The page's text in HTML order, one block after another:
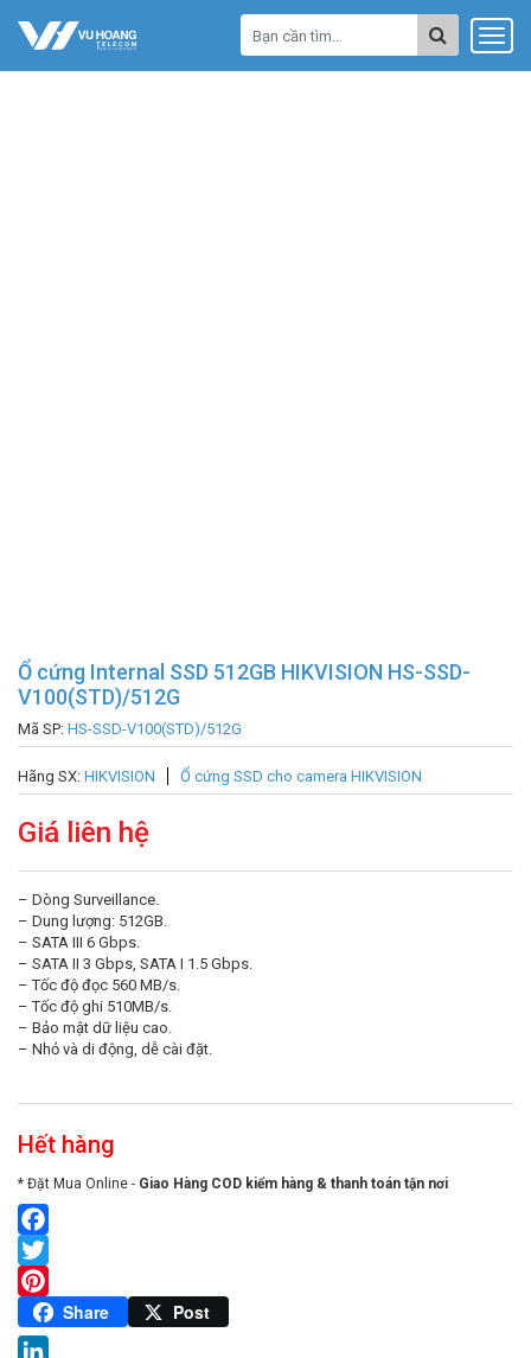
Ổ cứng Internal SSD 512GB HIKVISION HS-SSD-
V100(STD)/512G
Mã SP: HS-SSD-V100(STD)/512G
Hãng SX: HIKVISION Ổ cứng SSD cho camera HIKVISION
Giá liên hệ
– Dòng Surveillance.
– Dung lượng: 512GB.
– SATA III 6 Gbps.
– SATA II 3 Gbps, SATA I 1.5 Gbps.
– Tốc độ đọc 560 MB/s.
– Tốc độ ghi 510MB/s.
– Bảo mật dữ liệu cao.
– Nhỏ và di động, dễ cài đặt.
Hết hàng
* Đặt Mua Online - Giao Hàng COD kiểm hàng & thanh toán tận nơi
Facebook
Twitter
Pinterest
Share Post